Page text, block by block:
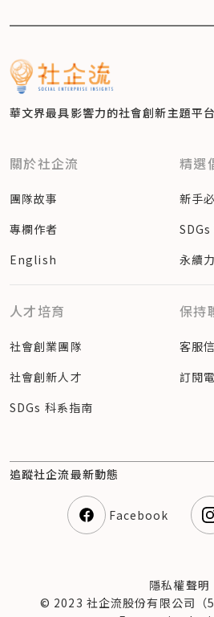
華文界最具影響力的社會創新主題平台
關於社企流
團隊故事
專欄作者
English
精選
新手
SDGs
永續
人才培育
社會創業團隊
社會創新人才
SDGs 科系指南
保持
客服
訂閱
追蹤社企流最新動態
Facebook
隱私權聲明
© 2023 社企流股份有限公司